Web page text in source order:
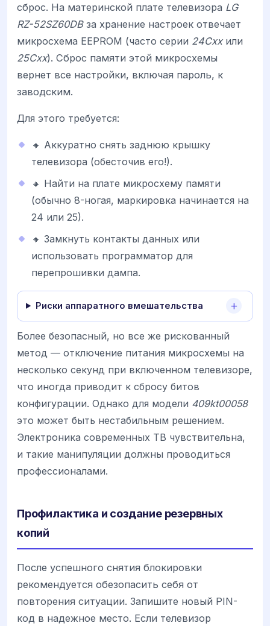
сброс. На материнской плате телевизора LG
RZ-52SZ60DBза хранение настроек отвечает
микросхема EEPROM (часто серии 24Cxxили
25Cxx). Сброс памяти этой микросхемы
вернет все настройки, включая пароль, к
заводским.
Для этого требуется:
🔸 Аккуратно снять заднюю крышку
телевизора (обесточив его!).
🔸 Найти на плате микросхему памяти
(обычно 8-ногая, маркировка начинается на
24 или 25).
🔸 Замкнуть контакты данных или
использовать программатор для
перепрошивки дампа.
Риски аппаратного вмешательства
Более безопасный, но все же рискованный
метод — отключение питания микросхемы на
несколько секунд при включенном телевизоре,
что иногда приводит к сбросу битов
конфигурации. Однако для модели 409kt00058
это может быть нестабильным решением.
Электроника современных ТВ чувствительна,
и такие манипуляции должны проводиться
профессионалами.
Профилактика и создание резервных
копий
После успешного снятия блокировки
рекомендуется обезопасить себя от
повторения ситуации. Запишите новый PIN-
код в надежное место. Если телевизор